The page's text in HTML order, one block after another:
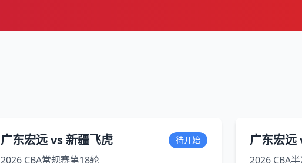
广东宏远 vs 新疆飞虎
2026 CBA常规赛第18轮
待开始 广东宏远
2026 CBA